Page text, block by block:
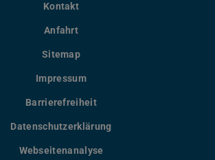
Kontakt
Anfahrt
Sitemap
Impressum
Barrierefreiheit
Datenschutzerklärung
Webseitenanalyse